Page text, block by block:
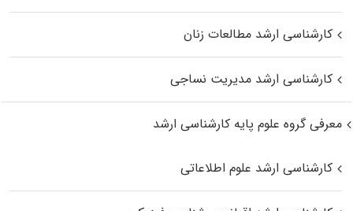
کارشناسی ارشد مطالعات زنان
کارشناسی ارشد مدیریت نساجی
معرفی گروه علوم پایه کارشناسی ارشد
کارشناسی ارشد علوم اطلاعاتی